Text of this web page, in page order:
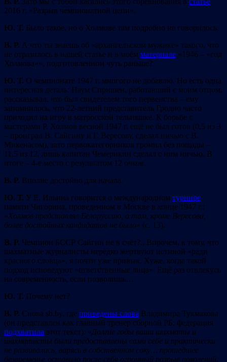
2016 г. «Разрыв чемпионатной цепи».
Ю. Т. Было такое, но о Холмове там подробно не говорилось.
В. Р. А что ты знаешь об «архангельском мужике» такого, что
не отразилось в нашей статье и в моём материале «1946 – «год
Холмова»», подготовленном чуть раньше?
Ю. Т. О чемпионате 1947 г. многого не добавлю. Но есть одна
интересная деталь: Наум Спришен, работавший с моим отцом,
рассказывал, что был свидетелем того первенства – ему
запомнилось, что 22-летний представитель Гродно часто
приходил на игру в матросской тельняшке. К борьбе с
мастерами Р. Холмов весной 1947 г. ещё не был готов (0,5 из 3
– проиграл В. Сайгину и Г. Вересову, сделал ничью с В.
Микенасом), зато первокатегорников громил без пощады –
11,5 из 12, лишь капитан Чемерикин сделал с ним ничью. В
итоге – 4-е место с результатом 12 очков.
В. Р. Вполне достойно для начала.
Ю. Т. У Е. Ильина говорится о международном турнире
памяти Чигорина, проведенном в Москве в конце 1947 г.:
«Холмов представлял Белоруссию, а там, кроме Вересова,
более достойных кандидатов не было» (с. 13).
В. Р. Чемпион БССР Сайгин не в счёт?.. Впрочем, к тому, что
шахматные журналисты нередко жертвуют истиной «ради
красного словца», я почти уже привык. Хуже, когда такой
подход исповедуют «ответственные лица». Ещё раз отвлекусь
на современность, если позволишь…
Ю. Т. Почему нет?
В. Р. Снова sb.by, где приведены слова Владимира Тукмакова
(он представлен как главный тренер сборной РБ; федерация
подхватила этот текст): «Долгие годы ваши шахматы и
шахматисты были предоставлены сами себе и практически
не развивались, варясь в собственном соку… прошедшее
безвременье оставило после себя огромный разрыв поколений.